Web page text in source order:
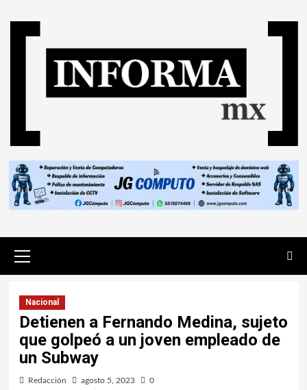
Nacional
Detienen a Fernando Medina, sujeto
que golpeó a un joven empleado de
un Subway
Redacción agosto 5, 2023 0